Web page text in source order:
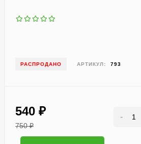
РАСПРОДАНО АРТИКУЛ: 793
540 ₽
750₽
-